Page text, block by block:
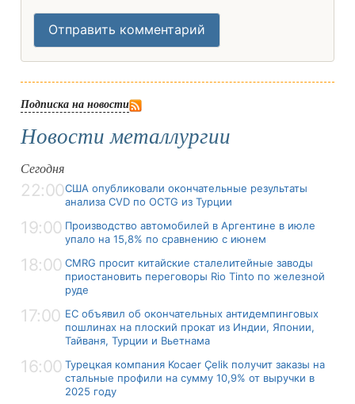
Отправить комментарий
Подписка на новости
Новости металлургии
Сегодня
22:00США опубликовали окончательные результаты
анализа CVD по OCTG из Турции
19:00 Производство автомобилей в Аргентине в июле
упало на 15,8% по сравнению с июнем
18:00 CMRG просит китайские сталелитейные заводы
приостановить переговоры Rio Tinto по железной
руде
17:00 ЕС объявил об окончательных антидемпинговых
пошлинах на плоский прокат из Индии, Японии,
Тайваня, Турции и Вьетнама
16:00 Турецкая компания Kocaer Çelik получит заказы на
стальные профили на сумму 10,9% от выручки в
2025 году